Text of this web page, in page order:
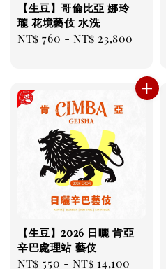
【生豆】哥倫比亞 娜玲
瓏 花境藝伎 水洗
Regular
NT$ 760 -NT$ 23,800
【生豆】2026 日曬 肯亞
辛巴處理站 藝伎
Regular
NT$ 550 -NT$ 14,100